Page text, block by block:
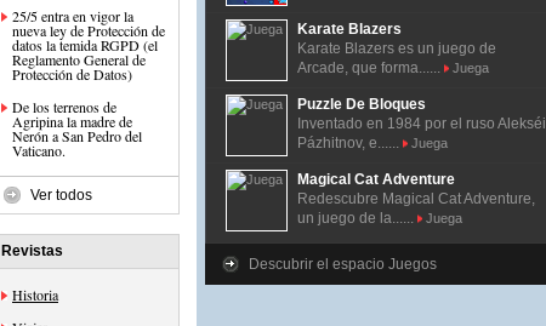
25/5 entra en vigor la
nueva ley de Protección de
datos la temida RGPD (el
Reglamento General de
Protección de Datos)
De los terrenos de
Agripina la madre de
Nerón a San Pedro del
Vaticano.
Ver todos
Revistas
Historia
Karate Blazers
Karate Blazers es un juego de
Arcade, que forma......
Juega
Puzzle De Bloques
Inventado en 1984 por el ruso Alekséi
Pázhitnov, e......
Juega
Magical Cat Adventure
Redescubre Magical Cat Adventure,
un juego de la......
Juega
Descubrir el espacio Juegos